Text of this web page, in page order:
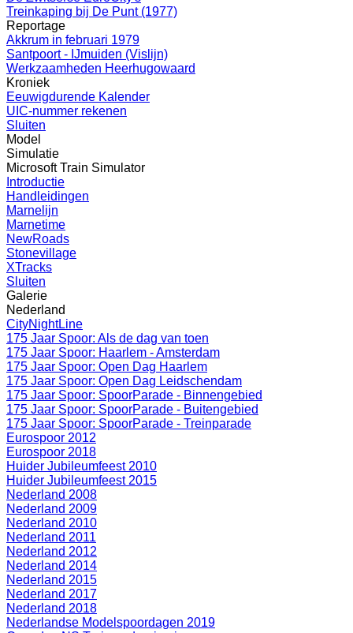
Treinkaping bij De Punt (1977)
Reportage
Akkrum in februari 1979
Santpoort - IJmuiden (Vislijn)
Werkzaamheden Heerhugowaard
Kroniek
Eeuwigdurende Kalender
UIC-nummer rekenen
Sluiten
Model
Simulatie
Microsoft Train Simulator
Introductie
Handleidingen
Marnelijn
Marnetime
NewRoads
Stonevillage
XTracks
Sluiten
Galerie
Nederland
CityNightLine
175 Jaar Spoor: Als de dag van toen
175 Jaar Spoor: Haarlem - Amsterdam
175 Jaar Spoor: Open Dag Haarlem
175 Jaar Spoor: Open Dag Leidschendam
175 Jaar Spoor: SpoorParade - Binnengebied
175 Jaar Spoor: SpoorParade - Buitengebied
175 Jaar Spoor: SpoorParade - Treinparade
Eurospoor 2012
Eurospoor 2018
Huider Jubileumfeest 2010
Huider Jubileumfeest 2015
Nederland 2008
Nederland 2009
Nederland 2010
Nederland 2011
Nederland 2012
Nederland 2014
Nederland 2015
Nederland 2017
Nederland 2018
Nederlandse Modelspoordagen 2019